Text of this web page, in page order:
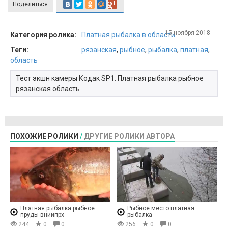
Поделиться
Категория ролика:
Платная рыбалка в области
Теги:
рязанская, рыбное, рыбалка, платная,
область
Тест экшн камеры Кодак SP1. Платная рыбалка рыбное
рязанская область
15 ноября 2018
ПОХОЖИЕ РОЛИКИ / ДРУГИЕ РОЛИКИ АВТОРА
Платная рыбалка рыбное
пруды вниипрх
244
0 0
Рыбное место платная
рыбалка
256
0 0